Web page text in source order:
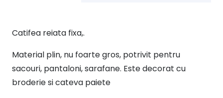
Catifea reiata fixa,.
Material plin, nu foarte gros, potrivit pentru
sacouri, pantaloni, sarafane. Este decorat cu
broderie si cateva paiete